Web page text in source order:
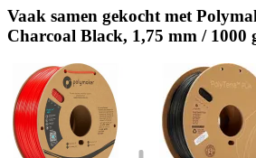
Vaak samen gekocht met
Charcoal Black, 1,75 mm / 1000